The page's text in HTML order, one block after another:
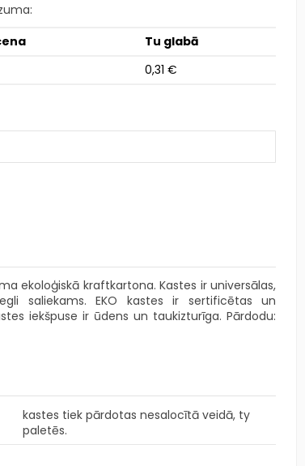
Tu glabā
0,31 €
ekoloģiskā kraftkartona. Kastes ir universālas,
saliekams. EKO kastes ir sertificētas un
iekšpuse ir ūdens un taukizturīga. Pārdodu:
kastes tiek pārdotas nesalocītā veidā, ty
paletēs.